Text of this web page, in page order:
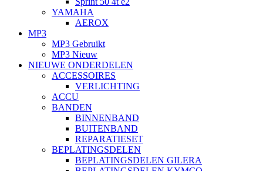
YAMAHA
AEROX
MP3
MP3 Gebruikt
MP3 Nieuw
NIEUWE ONDERDELEN
ACCESSOIRES
VERLICHTING
ACCU
BANDEN
BINNENBAND
BUITENBAND
REPARATIESET
BEPLATINGSDELEN
BEPLATINGSDELEN GILERA